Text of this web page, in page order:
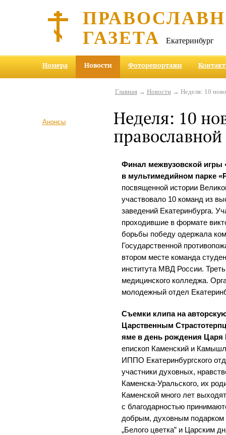
ГАЗЕТА Екатеринбург
Номера Новости Фоторепортажи
Анонсы
Главная→ Новости→ Неделя: 10
Неделя: 10
Финал межвузовской игры
в мультимедийном парке
посвященной истории
участвовало 10 команд из
заведений Екатеринбурга.
проходившие в формате
борьбы победу одержала
Государственной
втором месте команда
института МВД России.
медицинского колледжа.
молодежный отдел
Съемки клипа на
Царственным
яме в день рождения Царя
епископ Каменский и
ИППО Екатеринбургского
участники духовных,
Каменска-Уральского, их
Каменской много лет
с благодарностью
добрым, духовным
„Белого цветка” и Царским